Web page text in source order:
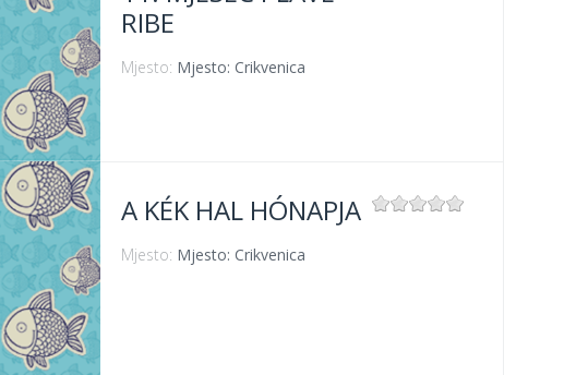
RIBE
Mjesto: Mjesto: Crikvenica
A KÉK HAL HÓNAPJA
Mjesto: Mjesto: Crikvenica